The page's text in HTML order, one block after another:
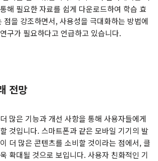
해 필요한 자료를 쉽게 다운로드하여 학습 효
점을 강조하면서, 사용성을 극대화하는 방법에
구가 필요하다고 언급하고 있습니다.
전망
많은 기능과 개선 사항을 통해 사용자들에게
것입니다. 스마트폰과 같은 모바일 기기의 발
더 많은 콘텐츠를 소비할 것이라는 점에서, 클
확대될 것으로 보입니다. 사용자 친화적인 기